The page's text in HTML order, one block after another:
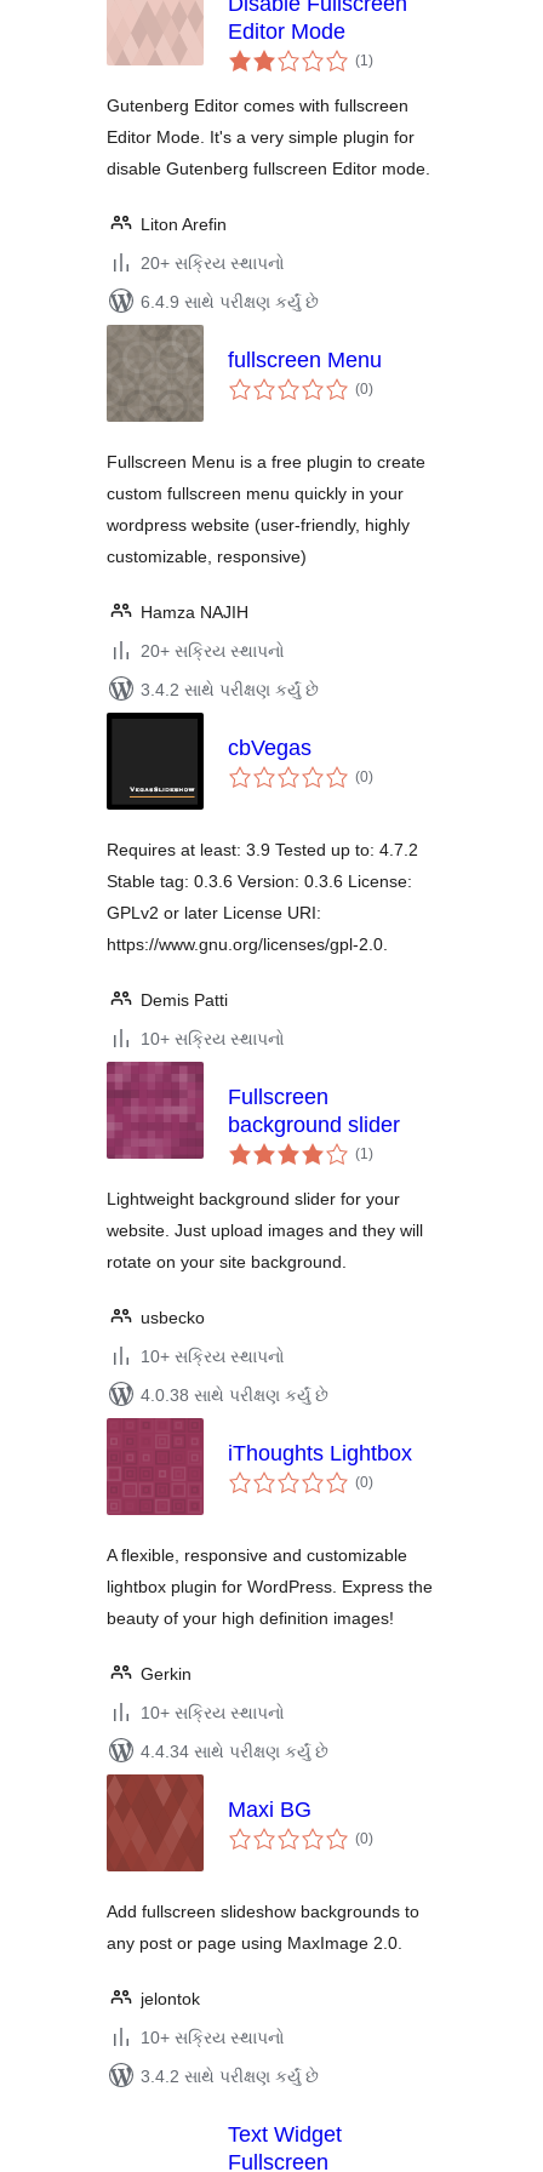
Editor Mode
(1કુલ
રેટિંગ્સ
)
Gutenberg Editor comes with fullscreen
Editor Mode. It's a very simple plugin for
disable Gutenberg fullscreen Editor mode.
Liton Arefin
20+ સક્રિય સ્થાપનો
6.4.9 સાથે પરીક્ષણ કર્યું છે
fullscreen Menu
(0કુલ
રેટિંગ્સ
)
Fullscreen Menu is a free plugin to create
custom fullscreen menu quickly in your
wordpress website (user-friendly, highly
customizable, responsive)
Hamza NAJIH
20+ સક્રિય સ્થાપનો
3.4.2 સાથે પરીક્ષણ કર્યું છે
cbVegas
(0કુલ
રેટિંગ્સ
)
Requires at least: 3.9 Tested up to: 4.7.2
Stable tag: 0.3.6 Version: 0.3.6 License:
GPLv2 or later License URI:
https://www.gnu.org/licenses/gpl-2.0.
Demis Patti
10+ સક્રિય સ્થાપનો
Fullscreen
background slider
(1કુલ
રેટિંગ્સ
)
Lightweight background slider for your
website. Just upload images and they will
rotate on your site background.
usbecko
10+ સક્રિય સ્થાપનો
4.0.38 સાથે પરીક્ષણ કર્યું છે
iThoughts Lightbox
(0કુલ
રેટિંગ્સ
)
A flexible, responsive and customizable
lightbox plugin for WordPress. Express the
beauty of your high definition images!
Gerkin
10+ સક્રિય સ્થાપનો
4.4.34 સાથે પરીક્ષણ કર્યું છે
Maxi BG
(0કુલ
રેટિંગ્સ
)
Add fullscreen slideshow backgrounds to
any post or page using MaxImage 2.0.
jelontok
10+ સક્રિય સ્થાપનો
3.4.2 સાથે પરીક્ષણ કર્યું છે
Text Widget
Fullscreen